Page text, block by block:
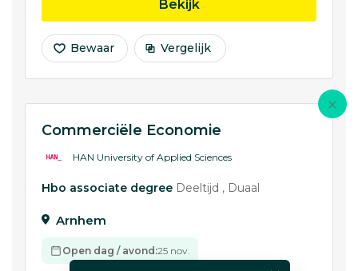
Bekijkopleiding Commercieel
Bewaar Vergelijk
Commerciële Economie
HAN University of Applied Sciences
Hbo associate degree Deeltijd Duaal
Arnhem
Open dag / avond:25 nov.